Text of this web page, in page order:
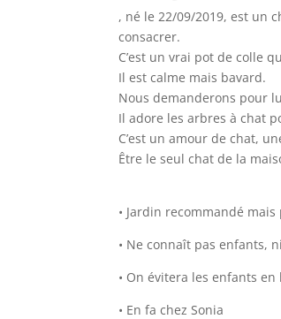
, né le 22/09/2019, est un
consacrer.
C’est un vrai pot de colle
Il est calme mais bavard.
Nous demanderons pour
Il adore les arbres à chat
C’est un amour de chat,
Être le seul chat de la
• Jardin recommandé
• Ne connaît pas enfants,
• On évitera les enfants en
• En fa chez Sonia